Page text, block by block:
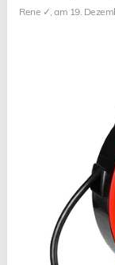
Rene ✓, am 19.